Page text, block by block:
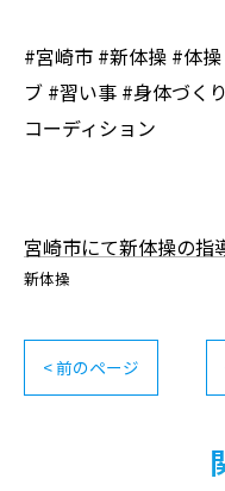
#宮崎市 #新体操 #体
ブ #習い事 #身体づく
コーディション
宮崎市にて新体操の指
新体操
< 前のページ